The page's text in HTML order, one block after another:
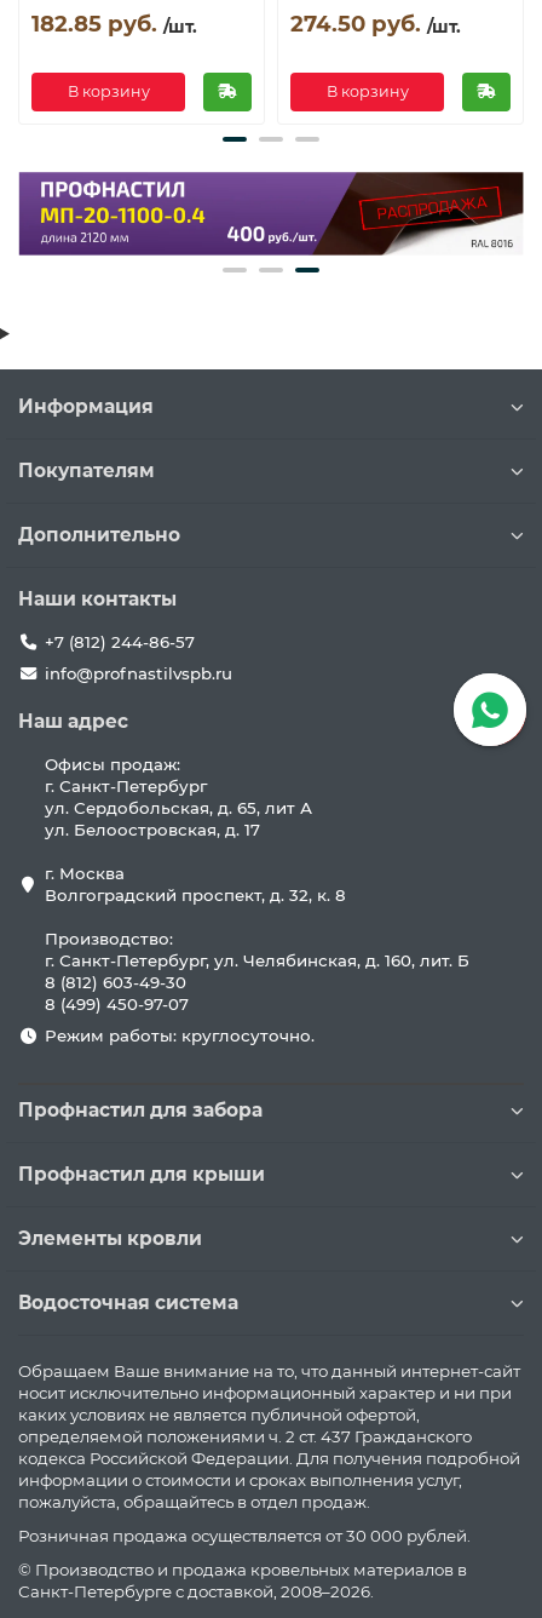
182.85 руб. /шт.
В корзину
274.50 руб. /шт.
В корзину
Информация
Покупателям
Дополнительно
Наши контакты
+7 (812) 244-86-57
info@profnastilvspb.ru
Наш адрес
Офисы продаж:
г. Санкт-Петербург
ул. Сердобольская, д. 65, лит А
ул. Белоостровская, д. 17
г. Москва
Волгоградский проспект, д. 32, к. 8
Производство:
г. Санкт-Петербург, ул. Челябинская, д. 160, лит. Б
8 (812) 603-49-30
8 (499) 450-97-07
Режим работы: круглосуточно.
Профнастил для забора
Профнастил для крыши
Элементы кровли
Водосточная система
Обращаем Ваше внимание на то, что данный интернет-сайт
носит исключительно информационный характер и ни при
каких условиях не является публичной офертой,
определяемой положениями ч. 2 ст. 437 Гражданского
кодекса Российской Федерации. Для получения подробной
информации о стоимости и сроках выполнения услуг,
пожалуйста, обращайтесь в отдел продаж.
Розничная продажа осуществляется от 30 000 рублей.
© Производство и продажа кровельных материалов в
Санкт-Петербурге с доставкой, 2008–2026.